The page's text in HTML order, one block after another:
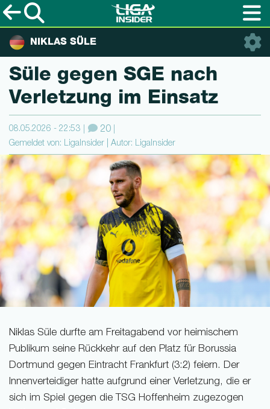
NIKLAS SÜLE
Süle gegen SGE nach
Verletzung im Einsatz
08.05.2026 - 22:53 20
Gemeldet von: LigaInsider | Autor: LigaInsider
Niklas Süle durfte am Freitagabend vor heimischem
Publikum seine Rückkehr auf den Platz für Borussia
Dortmund gegen Eintracht Frankfurt (3:2) feiern. Der
Innenverteidiger hatte aufgrund einer Verletzung, die er
sich im Spiel gegen die TSG Hoffenheim zugezogen